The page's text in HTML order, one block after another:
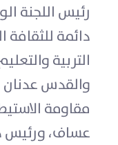
رئيس اللجنة
دائمة للثقافة
التربية
والقدس
مقاومة
عساف، ورئيس